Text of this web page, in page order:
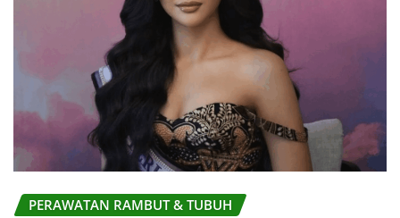
PERAWATAN RAMBUT & TUBUH